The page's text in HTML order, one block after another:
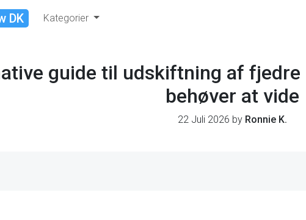
DK Kategorier
guide til udskiftning af fjedre
behøver at vide
22 Juli 2026 by Ronnie K.